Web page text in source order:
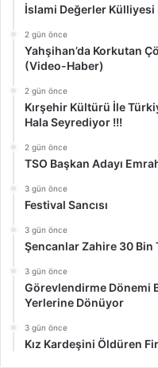
İslami Değerler Külliyesi
2 gün önce
Yahşihan’da Korkutan
(Video-Haber)
2 gün önce
Kırşehir Kültürü İle
Hala Seyrediyor !!!
2 gün önce
TSO Başkan Adayı
3 gün önce
Festival Sancısı
3 gün önce
Şencanlar Zahire 30 Bin
3 gün önce
Görevlendirme Dönemi
Yerlerine Dönüyor
3 gün önce
Kız Kardeşini Öldüren